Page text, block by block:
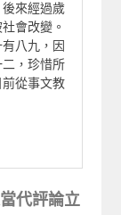
來經過歲
會改變。
八九，因
，珍惜所
從事文教
代評論立